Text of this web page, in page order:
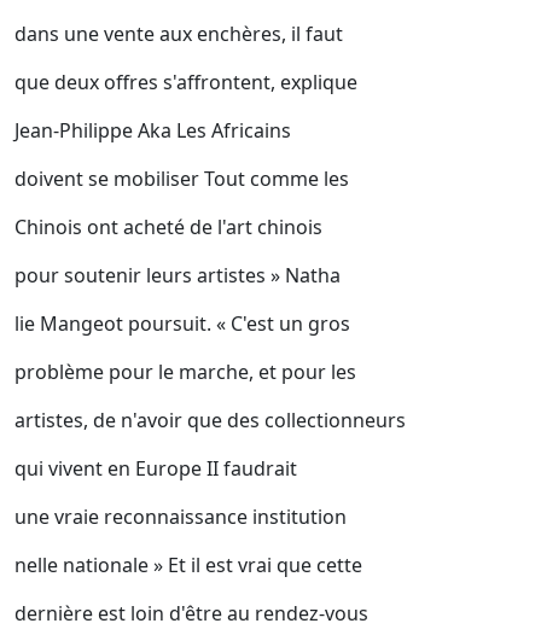
dans une vente aux enchères, il faut
que deux offres s'affrontent, explique
Jean-Philippe Aka Les Africains
doivent se mobiliser Tout comme les
Chinois ont acheté de l'art chinois
pour soutenir leurs artistes » Natha
lie Mangeot poursuit. « C'est un gros
problème pour le marche, et pour les
artistes, de n'avoir que des collectionneurs
qui vivent en Europe II faudrait
une vraie reconnaissance institution
nelle nationale » Et il est vrai que cette
dernière est loin d'être au rendez-vous